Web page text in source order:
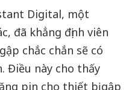
Digital, một
đã khẳng định viên
chắc chắn sẽ có
Điều này cho thấy
pin cho thiết bị gập